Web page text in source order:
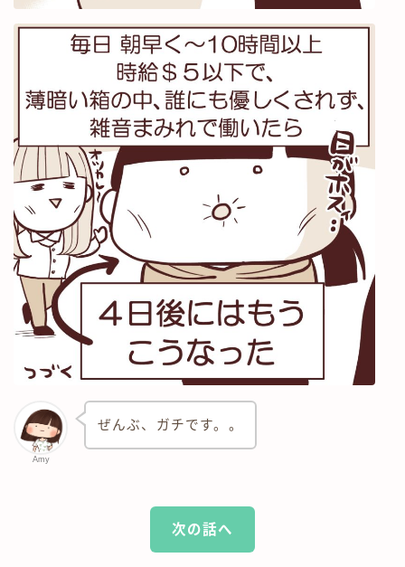
Amy
ぜんぶ、ガチです。。
次の話へ